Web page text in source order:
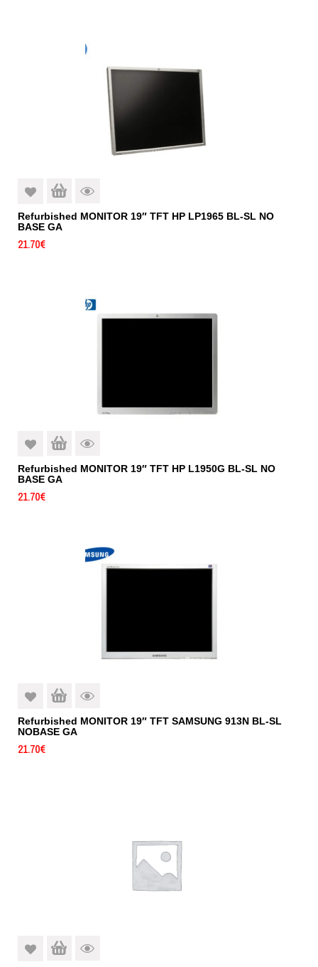
Refurbished MONITOR 19″ TFT HP LP1965 BL-SL NO
BASE GA
21.70€
Refurbished MONITOR 19″ TFT HP L1950G BL-SL NO
BASE GA
21.70€
Refurbished MONITOR 19″ TFT SAMSUNG 913N BL-SL
NOBASE GA
21.70€